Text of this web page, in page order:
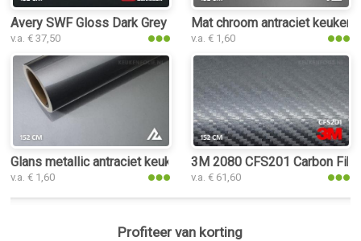
Avery SWF Gloss Dark Grey keukenfolie
v.a. € 37,50
Mat chroom antraciet
v.a. € 1,60
Glans metallic antraciet keukenfolie
v.a. € 1,60
3M 2080 CFS201 Carbon
v.a. € 61,60
Profiteer van korting